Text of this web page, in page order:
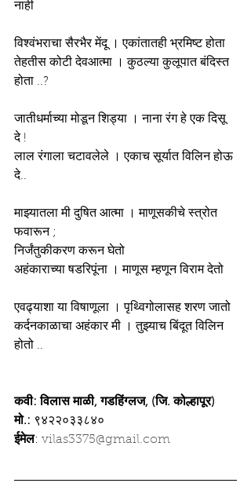
नाही
विश्वंभराचा सैरभैर मेंदू । एकांतातही भ्रमिष्ट होता
तेहतीस कोटी देवआत्मा । कुठल्या कुलूपात बंदिस्त
होता ..?
जातीधर्माच्या मोडून शिड्या । नाना रंग हे एक दिसू
दे !
लाल रंगाला चटावलेले । एकाच सूर्यात विलिन होऊ
दे..
माझ्यातला मी दुषित आत्मा । माणूसकीचे स्त्रोत
फवारून ;
निर्जंतुकीकरण करून घेतो
अहंकाराच्या षडरिपूंना । माणूस म्हणून विराम देतो
एवढ्याशा या विषाणूला । पृथ्विगोलासह शरण जातो
कर्दनकाळाचा अहंकार मी । तुझ्याच बिंदूत विलिन
होतो ..
कवी: विलास माळी, गडहिंग्लज, (जि. कोल्हापूर)
मो.: ९४२२०३३८४०
ईमेल: vilas3375@gmail.com